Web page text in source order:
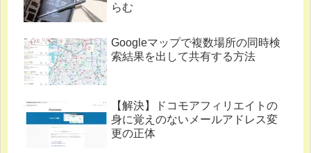
らむ
Googleマップで複数場所の同時検
索結果を出して共有する方法
【解決】ドコモアフィリエイトの
身に覚えのないメールアドレス変
更の正体